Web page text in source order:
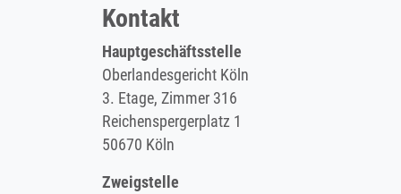
Kontakt
Hauptgeschäftsstelle
Oberlandesgericht Köln
3. Etage, Zimmer 316
Reichenspergerplatz 1
50670 Köln
Zweigstelle